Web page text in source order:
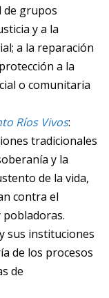
de grupos
y a la
a la reparación
a la
o comunitaria
Ríos Vivos:
tradicionales
y la
de la vida,
contra el
sus instituciones
de los procesos
de